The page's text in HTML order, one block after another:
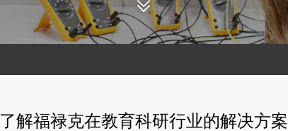
了解福禄克在教育科研行业的解决方案